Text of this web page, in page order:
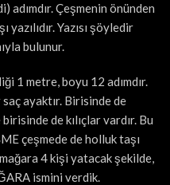
adımdır. Çeşmenin önünden
Yazısı şöyledir
bulunur.
1 metre, boyu 12 adımdır.
ayaktır. Birisinde de
de kılıçlar vardır. Bu
çeşmede de holluk taşı
4 kişi yatacak şekilde,
ismini verdik.